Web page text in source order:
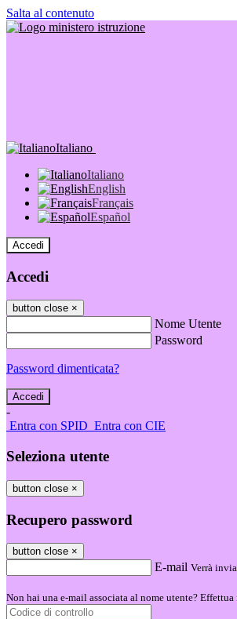
Salta al contenuto
Italiano
Italiano
English
Français
Español
Accedi
Accedi
button close ×
Nome Utente
Password
Password dimenticata?
-
Entra con SPID Entra con CIE
Seleziona utente
button close ×
Recupero password
button close ×
E-mail Verrà
Non hai una e-mail associata al nome utente?